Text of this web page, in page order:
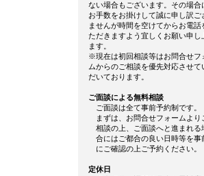
ない場合もございます。その場合
お手数をお掛けして誠に申し訳ご
ませんが時間を空けてからお電話
ただきますよう宜しくお願い申し
ます。
※現在は初回相談等はお問合せフ
ムからのご相談を優先対応させて
だいております。
ご面談による無料相談
ご面談は全て事前予約制です。
まずは、お問合せフォームより
相談の上、ご面談へと進まれる
合にはご都合の良い日時等を事
にご確認の上ご予約ください。
定休日